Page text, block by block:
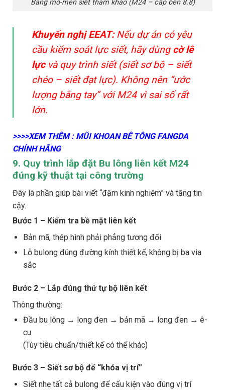
Bảng mô-men siết tham khảo (M24 – cấp bền 8.8)
Khuyến nghị EEAT:Nếu dự án có yêu
cầu kiểm soát lực siết, hãy dùng cờ lê
lựcvà quy trình siết (siết sơ bộ – siết
chéo – siết đạt lực). Không nên “ước
lượng bằng tay” với M24 vì sai số rất
lớn.
>>>>XEM THÊM : MŨI KHOAN BÊ TÔNG FANGDA
CHÍNH HÃNG
9. Quy trình lắp đặt Bu lông liên kết M24
đúng kỹ thuật tại công trường
Đây là phần giúp bài viết “đậm kinh nghiệm” và tăng tin
cậy.
Bước 1 – Kiểm tra bề mặt liên kết
Bản mã, thép hình phải phẳng tương đối
Lỗ bulong đúng đường kính thiết kế, không bị ba via
sắc
Bước 2 – Lắp đúng thứ tự bộ liên kết
Thông thường:
Đầu bu lông → long đen → bản mã → long đen → ê-
cu
(Tùy tiêu chuẩn/thiết kế có thể khác)
Bước 3 – Siết sơ bộ để “khóa vị trí”
Siết nhẹ tất cả bulong để cấu kiện vào đúng vị trí